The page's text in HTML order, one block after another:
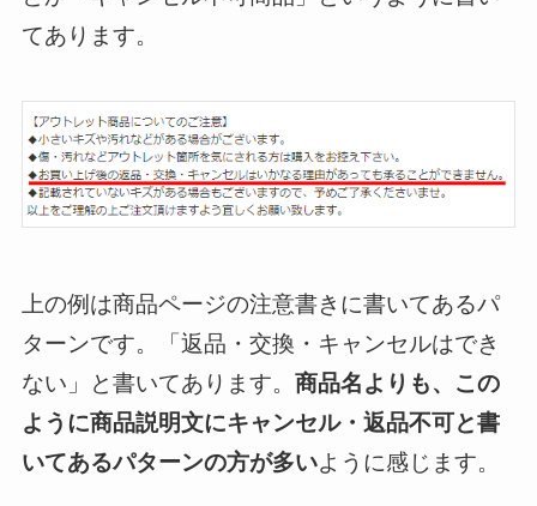
てあります。
上の例は商品ページの注意書きに書いてあるパ
ターンです。「返品・交換・キャンセルはでき
ない」と書いてあります。 商品名よりも、この
ように商品説明文にキャンセル・返品不可と書
いてあるパターンの方が多いように感じます。